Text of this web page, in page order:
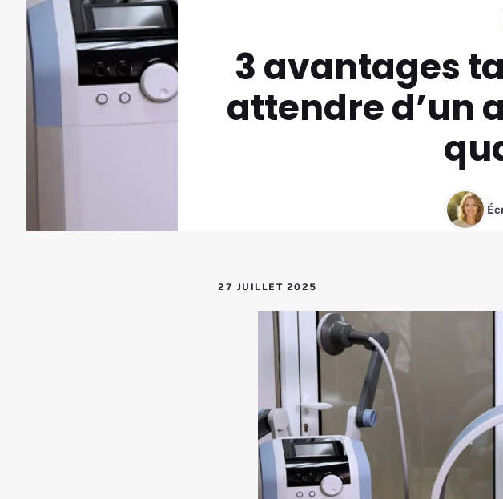
3 avantages
attendre d’un
27 JUILLET 2025